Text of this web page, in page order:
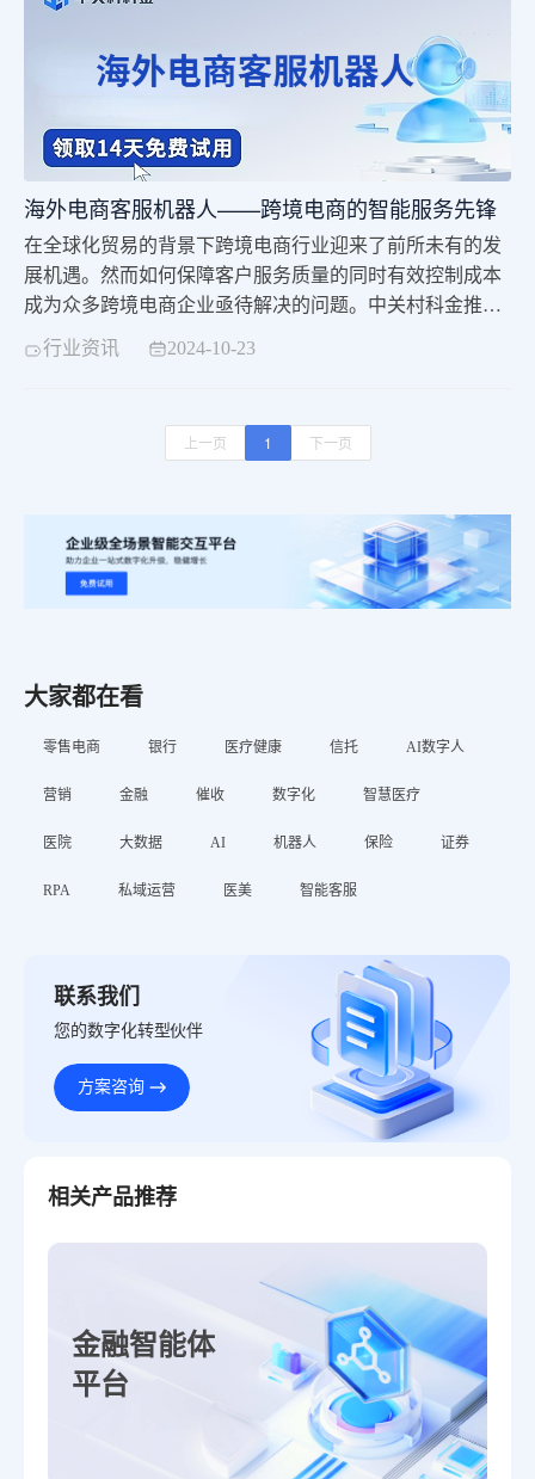
海外电商客服机器人——跨境电商的智能服务先锋
在全球化贸易的背景下跨境电商行业迎来了前所未有的发
展机遇。然而如何保障客户服务质量的同时有效控制成本
成为众多跨境电商企业亟待解决的问题。中关村科金推出
的海外电商客服机器人以其智能、高效、多语言的优势为
行业资讯 2024-10-23
上一页 1 下一页
大家都在看
零售电商 银行 医疗健康 信托 AI数字人
营销 金融 催收 数字化 智慧医疗
医院 大数据 AI 机器人 保险 证券
RPA 私域运营 医美 智能客服
联系我们
您的数字化转型伙伴
方案咨询
相关产品推荐
金融智能体
平台